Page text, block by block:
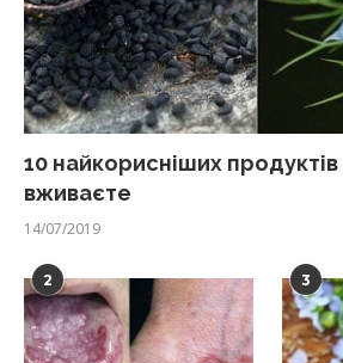
10 найкорисніших продуктів
вживаєте
14/07/2019
2 3